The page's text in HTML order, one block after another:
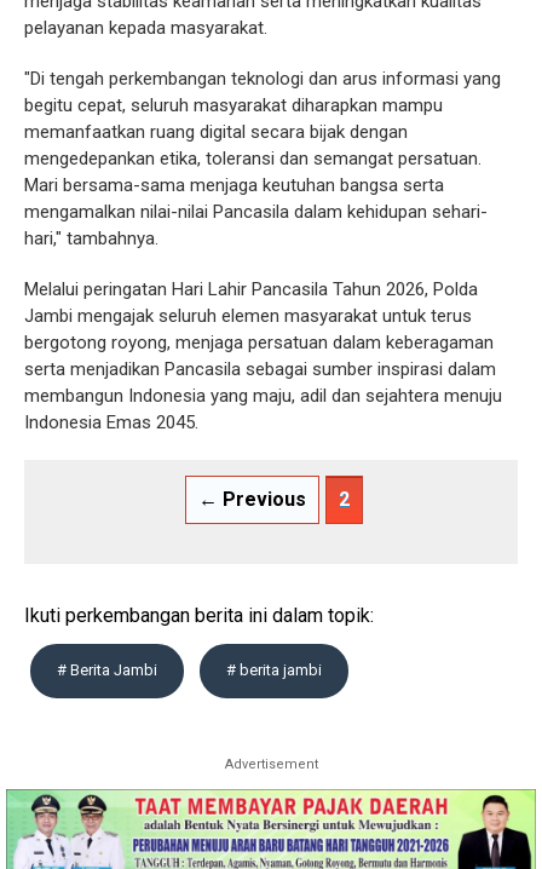
pelayanan kepada masyarakat.
"Di tengah perkembangan teknologi dan arus informasi yang
begitu cepat, seluruh masyarakat diharapkan mampu
memanfaatkan ruang digital secara bijak dengan
mengedepankan etika, toleransi dan semangat persatuan.
Mari bersama-sama menjaga keutuhan bangsa serta
mengamalkan nilai-nilai Pancasila dalam kehidupan sehari-
hari," tambahnya.
Melalui peringatan Hari Lahir Pancasila Tahun 2026, Polda
Jambi mengajak seluruh elemen masyarakat untuk terus
bergotong royong, menjaga persatuan dalam keberagaman
serta menjadikan Pancasila sebagai sumber inspirasi dalam
membangun Indonesia yang maju, adil dan sejahtera menuju
Indonesia Emas 2045.
← Previous 2
Ikuti perkembangan berita ini dalam topik:
# Berita Jambi # berita jambi
Advertisement